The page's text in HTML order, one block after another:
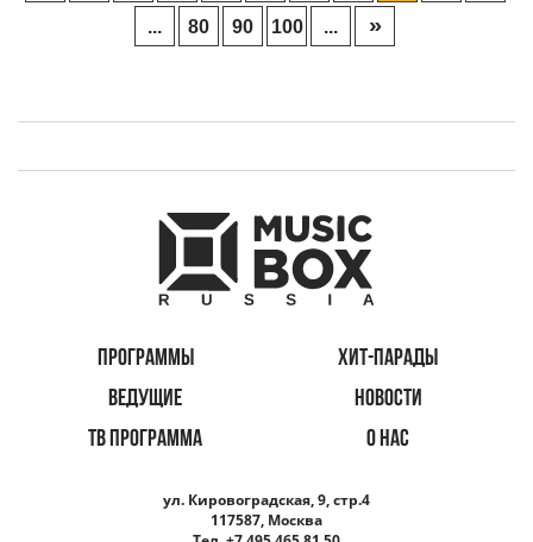
... 80 90 100 ... »
ПРОГРАММЫ
ХИТ-ПАРАДЫ
ВЕДУЩИЕ
НОВОСТИ
ТВ ПРОГРАММА
О НАС
ул. Кировоградская, 9, стр.4
117587, Москва